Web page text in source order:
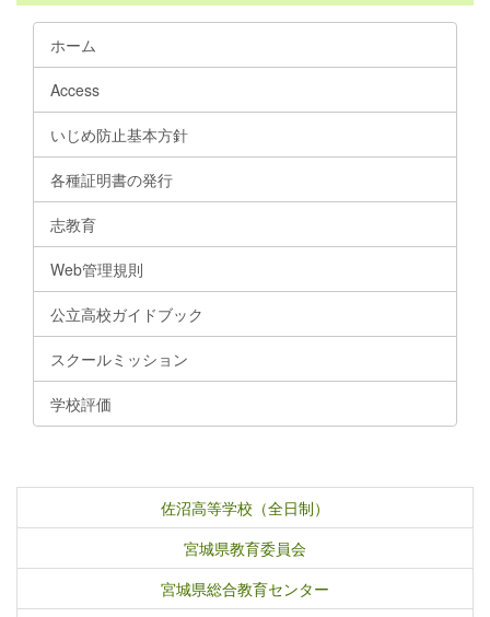
ホーム
Access
いじめ防止基本方針
各種証明書の発行
志教育
Web管理規則
公立高校ガイドブック
スクールミッション
学校評価
佐沼高等学校（全日制）
宮城県教育委員会
宮城県総合教育センター